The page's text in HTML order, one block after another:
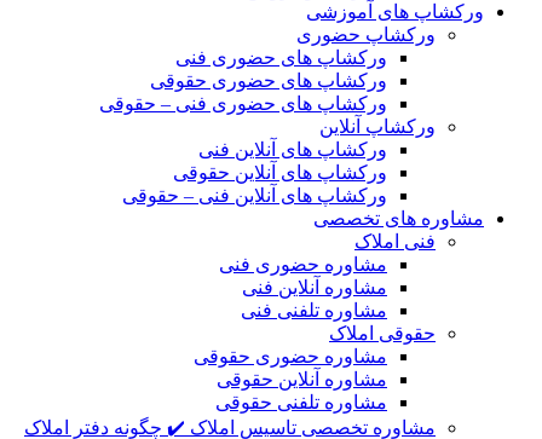
ورکشاپ های آموزشی
ورکشاپ حضوری
ورکشاپ های حضوری فنی
ورکشاپ های حضوری حقوقی
ورکشاپ های حضوری فنی – حقوقی
ورکشاپ آنلاین
ورکشاپ های آنلاین فنی
ورکشاپ های آنلاین حقوقی
ورکشاپ های آنلاین فنی – حقوقی
مشاوره های تخصصی
فنی املاک
مشاوره حضوری فنی
مشاوره آنلاین فنی
مشاوره تلفنی فنی
حقوقی املاک
مشاوره حضوری حقوقی
مشاوره آنلاین حقوقی
مشاوره تلفنی حقوقی
مشاوره تخصصی تاسیس املاک ✔️ چگونه دفتر املاک